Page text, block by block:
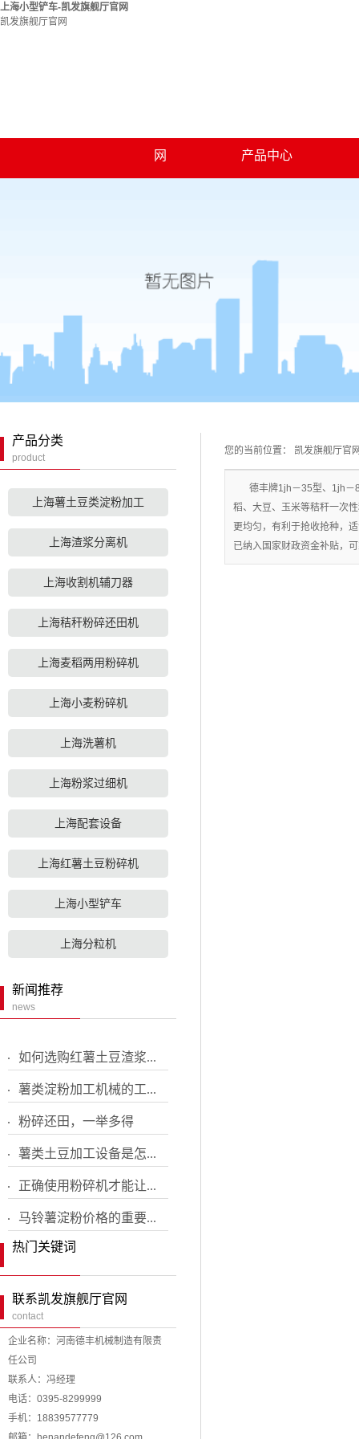
上海小型铲车-凯发旗舰厅官网
凯发旗舰厅官网
网
凯发旗舰厅官网的
简介
联系凯发旗舰厅官
产品中心
上海薯土豆类淀粉
加工
上海渣浆分离机
上海小麦粉碎机
上海粉浆过细机
机
上海小型铲车
上海分粒机
产品分类
product
上海薯土豆类淀粉加工
上海渣浆分离机
上海收割机辅刀器
上海秸秆粉碎还田机
上海麦稻两用粉碎机
上海小麦粉碎机
上海洗薯机
上海粉浆过细机
上海配套设备
上海红薯土豆粉碎机
上海小型铲车
上海分粒机
新闻推荐
news
如何选购红薯土豆渣浆...
薯类淀粉加工机械的工...
粉碎还田，一举多得
薯类土豆加工设备是怎...
正确使用粉碎机才能让...
马铃薯淀粉价格的重要...
热门关键词
联系凯发旗舰厅官网
contact
企业名称：河南德丰机械制造有限责
任公司
联系人：冯经理
电话：0395-8299999
手机：18839577779
您的当前位置： 凯发旗舰厅官
德丰牌1jh－35型、1jh－
稻、大豆、玉米等秸秆一次
更均匀，有利于抢收抢种，
已纳入国家财政资金补贴，